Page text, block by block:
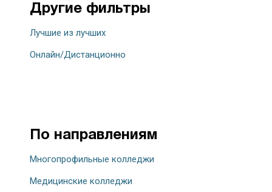
Другие фильтры
Лучшие из лучших
Онлайн/Дистанционно
По направлениям
Многопрофильные колледжи
Медицинские колледжи